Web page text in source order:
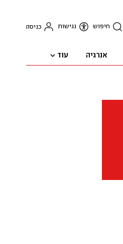
חיפוש נגישות כניסה
אנרגיה עוד